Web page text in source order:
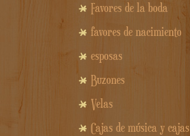
Favores de la boda
favores de nacimiento
esposas
Buzones
Velas
Cajas de música y cajas